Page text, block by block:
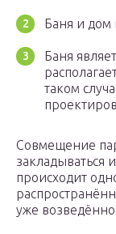
Баня и дом
Баня
таком
Совмещение
закладываться
происходит
уже